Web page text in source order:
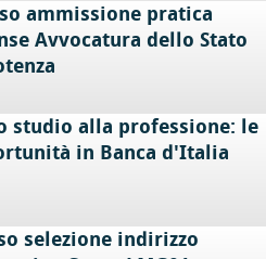
ammissione pratica
Avvocatura dello Stato
studio alla professione: le
in Banca d'Italia
selezione indirizzo